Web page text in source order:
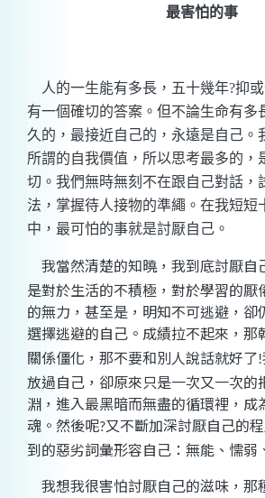
最害怕的事
人的一生能有多長，五十幾年?抑
有一個確切的答案。但不論生命有多
久的，最接近自己的，永遠是自己。
所謂的自我價值，所以思考最多的，
切。我們無時無刻不在跟自己對話，
法，掌握待人接物的準繩。在我短短
中，最可怕的事就是討厭自己。
我當然清楚的知曉，我到底討厭自
是對於生活的不積極，對於學習的厭
的無力，甚至是，明知不可逃避，卻
選擇逃避的自己。成績拉不起來，那
關係僵化，那不要和別人說話就好了!
放過自己，卻原來只是一次又一次的
淵，進入最黑暗而無盡的循環裡，成
魂。然後呢?又不斷加深討厭自己的
到的惡劣詞彙形容自己：無能、懦
我想我很害怕討厭自己的滋味，那